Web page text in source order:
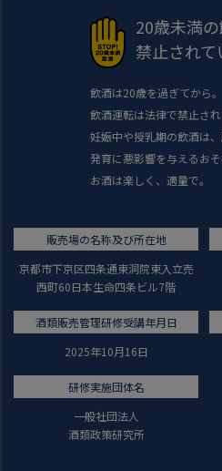
20歳未満
禁止されて
飲酒は20歳を過ぎてから。
飲酒運転は法律で禁止され
妊娠中や授乳期の飲酒は
発育に悪影響を与えるおそ
お酒は楽しく、適量で。
販売場の名称及び所在地
京都市下京区四条通東洞院東入立売
西町60日本生命四条ビル7階
酒類販売管理研修受講年月日
2025年10月16日
研修実施団体名
一般社団法人
酒類政策研究所